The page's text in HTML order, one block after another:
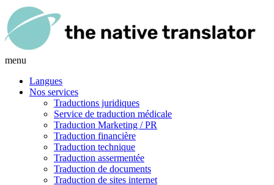
menu
Langues
Nos services
Traductions juridiques
Service de traduction médicale
Traduction Marketing / PR
Traduction financière
Traduction technique
Traduction assermentée
Traduction de documents
Traduction de sites internet